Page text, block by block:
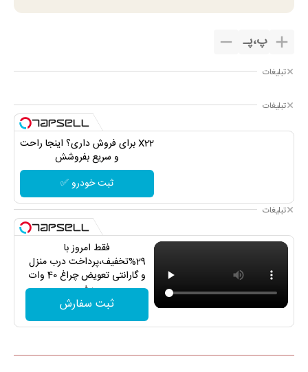
پ،پـ
تبلیغات
تبلیغات
X22 برای فروش داری؟ اینجا راحت
و سریع بفروشش
ثبت خودرو ✅
تبلیغات
فقط امروز با
29%تخفیف،پرداخت درب منزل
و گارانتی تعویض چراغ 40 وات
بخر
ثبت سفارش